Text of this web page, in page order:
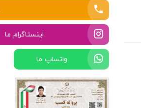
اینستاگرام ما
واتساپ ما